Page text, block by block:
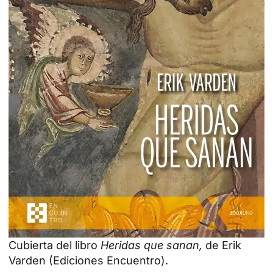
Cubierta del libro Heridas que sanan, de Erik
Varden (Ediciones Encuentro).